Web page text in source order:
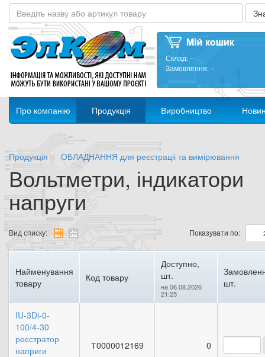
Склад:–
Замовлення:–
Про компанію Продукція Виробництво
Продукція ОБЛАДНАННЯ для реєстраціі та вимірювання
Вольтметри, індикатори
напруги
Вид списку: Показувати по:
Найменування
товару
Код товару
Доступно,
шт.
на 06.08.2026
21:25
шт.
IU-3Di-0-
100/4-30
реєстратор
наприги
Т0000012169 0